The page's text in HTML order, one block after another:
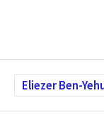
Eliezer Ben-